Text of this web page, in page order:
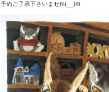
予めご了承下さいませm(__)m